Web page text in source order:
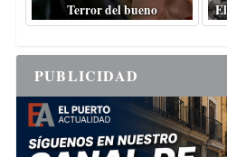
Terror del bueno
PUBLICIDAD